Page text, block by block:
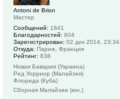
Antoni de Brion
Мастер
Сообщений: 1841
Благодарностей: 604
Зарегистрирован: 02 дек 2014, 23:34
Откуда: Париж, Франция
Рейтинг: 838
Новая Бавария (Украина)
Ред Уорриор (Малайзия)
Флорида (Куба)
Сборная Малайзии (юн.)